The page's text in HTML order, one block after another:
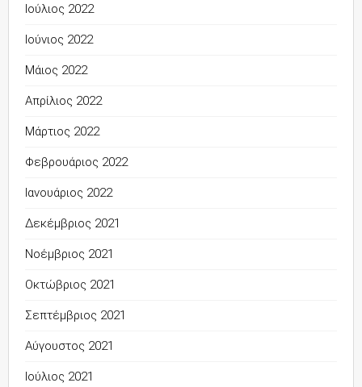
Ιούλιος 2022
Ιούνιος 2022
Μάιος 2022
Απρίλιος 2022
Μάρτιος 2022
Φεβρουάριος 2022
Ιανουάριος 2022
Δεκέμβριος 2021
Νοέμβριος 2021
Οκτώβριος 2021
Σεπτέμβριος 2021
Αύγουστος 2021
Ιούλιος 2021